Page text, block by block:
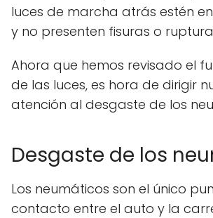
luces de marcha atrás estén
y no presenten fisuras o
Ahora que hemos revisado el
de las luces, es hora de dirigir
atención al desgaste de los
Desgaste de los
Los neumáticos son el único
contacto entre el auto y la